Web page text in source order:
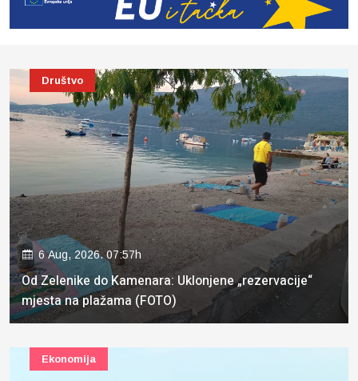
6 Aug, 2026. 07:57h
Od Zelenike do Kamenara: Uklonjene „rezervacije“
mjesta na plažama (FOTO)
Društvo
Ekonomija